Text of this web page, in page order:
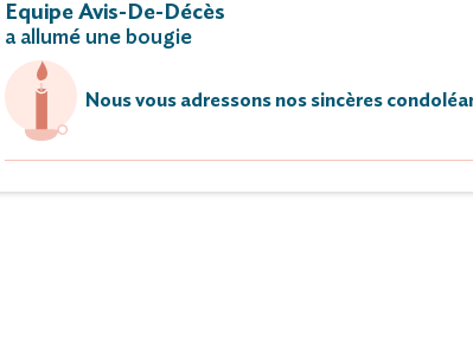
La famille remercie à l'avance toutes les personnes qui
www.pf-hinger-maire.fr
Equipe Avis-De-Décès
a allumé une bougie
Nous vous adressons nos sincères